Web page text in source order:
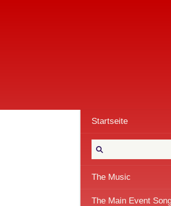
Startseite
The Music
The Main Event